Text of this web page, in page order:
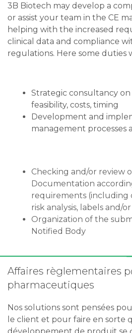
3B Biotech may develop a
or assist your team in the CE
helping with the increased
clinical data and compliance
regulations. Here some duties
Strategic consultancy
feasibility, costs, timing
Development and
management processes
Checking and/or review
Documentation
requirements (including
risk analysis, labels and/
Organization of the
Notified Body
Affaires règlementaires
pharmaceutiques
Nos solutions sont pensées
le client et pour faire en sorte
développement de produit se